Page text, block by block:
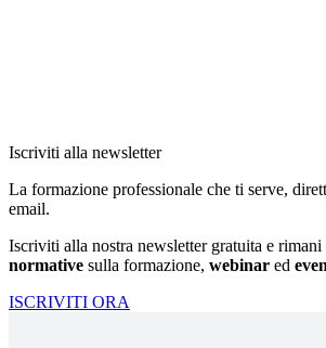
Iscriviti alla newsletter
La formazione professionale che ti serve,
email.
Iscriviti alla nostra newsletter gratuita e rimani
normative sulla formazione, webinar ed
ISCRIVITI ORA